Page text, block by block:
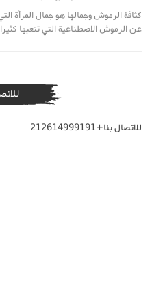
كثافة الرموش وجمالها هو جمال المرأة
عن الرموش الاصطناعية التي تتعبها
للاتصال بنا+212614999191